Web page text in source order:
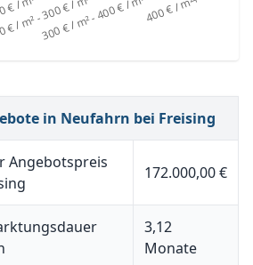
in Neufahrn bei Freising
Angebotspreis
172.000,00 €
3,12
Monate